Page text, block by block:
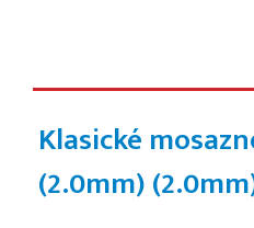
Klasické
(2.0mm)